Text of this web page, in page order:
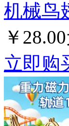
机械鸟
￥
立即购